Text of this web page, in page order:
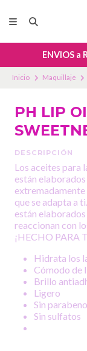
ENVIOS a
Inicio Maquillaje
PH LIP
DESCRIPCIÓN
Los aceites para
están
que se adapta a
están
reaccionan con
¡HECHO PARA
Hidrata los
Cómodo de
Brillo
Ligero
Sin
Sin sulfatos